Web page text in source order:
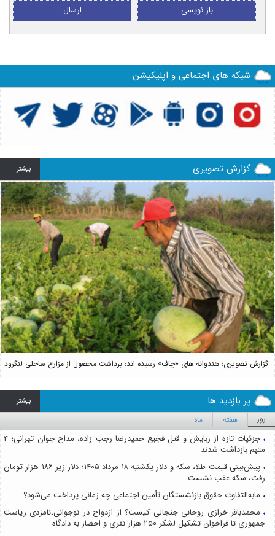
ارسال باز نویسی
شبکه های اجتماعی و اپلیکیشن
گزارش تصویری بيشتر ...
گزارش تصویری؛ هندوانه های «چاف» رسیده اند؛ برداشت محصول از مزارع ساحلی لنگرود
Next
پر بازدید ها بيشتر ...
روز هفته ماه
جزئیات تازه از ربایش و قتل فجیع حمیدرضا رجب زاده، مداح جوان تهرانی؛ ۴
متهم بازداشت شدند
پیش‌بینی قیمت طلا، سکه و دلار یکشنبه ۱۸ مرداد ۱۴۰۵؛ دلار زیر ۱۸۶ هزار تومان
رفت، سکه عقب نشست
مابه‌التفاوت حقوق بازنشستگان تأمین اجتماعی چه زمانی پرداخت می‌شود؟
محمدباقر خرازی روحانی جنجالی کیست؟ از ازدواج در نوجوانی،نامزدی ریاست
جمهوری تا فراخوان تشکیل لشکر ۲۵۰ هزار نفری و احضار به دادگاه